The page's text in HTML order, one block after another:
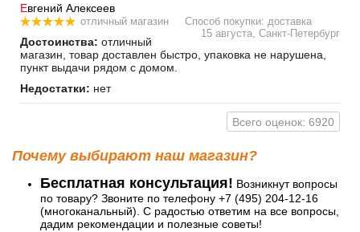
Евгений Алексеев
отличный магазин
Способ покупки: доставка
15 августа, Санкт-Петербург
Достоинства: отличный
магазин, товар доставлен быстро, упаковка не нарушена,
пункт выдачи рядом с домом.
Недостатки: нет
Всего оценок: 6920
Почему выбирают наш магазин?
Бесплатная консультация! Возникнут вопросы
по товару? Звоните по телефону +7 (495) 204-12-16
(многоканальный). С радостью ответим на все вопросы,
дадим рекомендации и полезные советы!